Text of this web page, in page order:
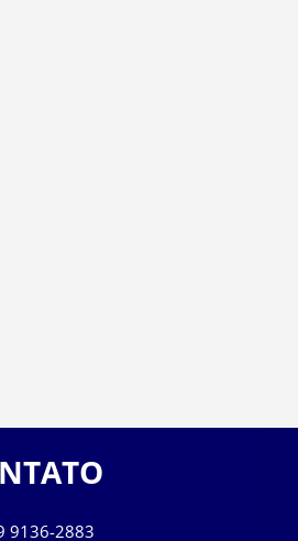
9136-2883